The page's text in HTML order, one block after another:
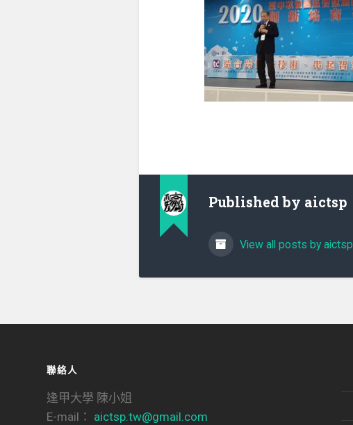
Published by aictsp
View all posts by aictsp
聯絡人
逢甲大學 陳小姐
E-mail： aictsp.tw@gmail.com